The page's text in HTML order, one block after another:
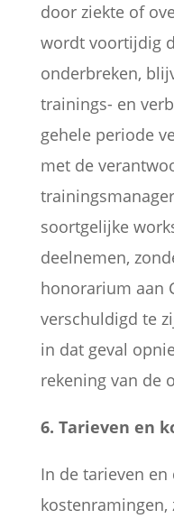
door ziekte of
wordt voortijdig
onderbreken,
trainings- en
gehele periode
met de
soortgelijke
deelnemen,
honorarium aan
verschuldigd te
in dat geval
rekening van de
6. Tarieven en
In de tarieven